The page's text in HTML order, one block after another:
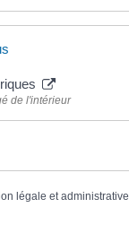
de l'intérieur
légale et administrative